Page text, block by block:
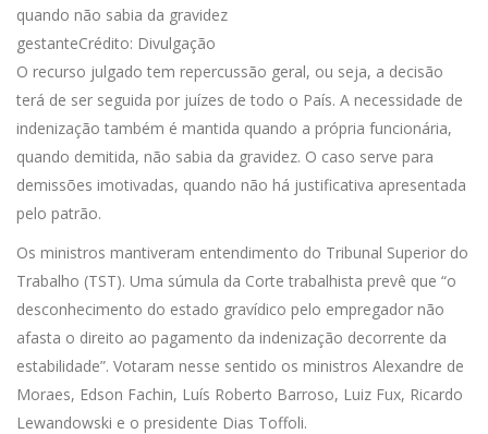
quando não sabia da gravidez
gestanteCrédito: Divulgação
O recurso julgado tem repercussão geral, ou seja, a decisão
terá de ser seguida por juízes de todo o País. A necessidade de
indenização também é mantida quando a própria funcionária,
quando demitida, não sabia da gravidez. O caso serve para
demissões imotivadas, quando não há justificativa apresentada
pelo patrão.
Os ministros mantiveram entendimento do Tribunal Superior do
Trabalho (TST). Uma súmula da Corte trabalhista prevê que “o
desconhecimento do estado gravídico pelo empregador não
afasta o direito ao pagamento da indenização decorrente da
estabilidade”. Votaram nesse sentido os ministros Alexandre de
Moraes, Edson Fachin, Luís Roberto Barroso, Luiz Fux, Ricardo
Lewandowski e o presidente Dias Toffoli.